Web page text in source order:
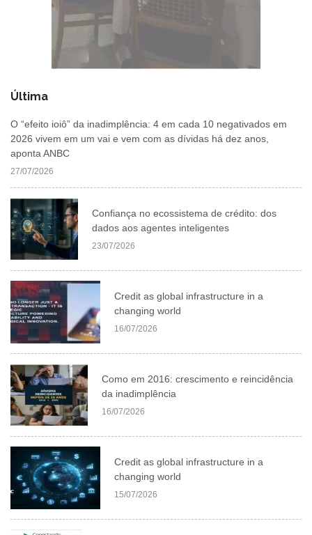
Última
O “efeito ioiô” da inadimplência: 4 em cada 10 negativados em
2026 vivem em um vai e vem com as dívidas há dez anos,
aponta ANBC
27/07/2026
Confiança no ecossistema de crédito: dos
dados aos agentes inteligentes
23/07/2026
Credit as global infrastructure in a
changing world
16/07/2026
Como em 2016: crescimento e reincidência
da inadimplência
16/07/2026
Credit as global infrastructure in a
changing world
15/07/2026